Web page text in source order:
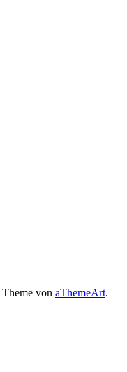
Theme von aThemeArt.